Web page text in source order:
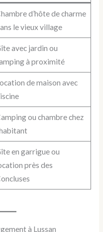
d’hôte de charme
le vieux village
avec jardin ou
à proximité
de maison avec
ou chambre chez
en garrigue ou
près des
à Lussan